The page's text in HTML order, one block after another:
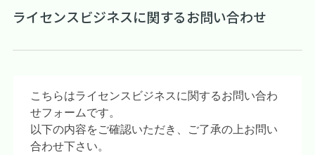
ライセンスビジネスに関するお問い合わせ